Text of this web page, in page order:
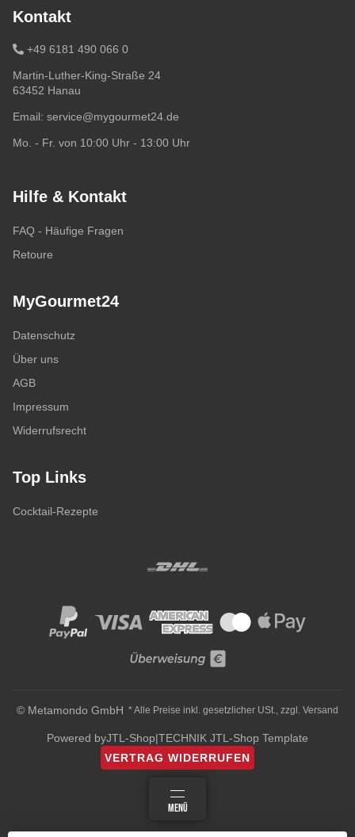
Kontakt
+49 6181 490 066 0
Martin-Luther-King-Straße 24
63452 Hanau
Email: service@mygourmet24.de
Mo. - Fr. von 10:00 Uhr - 13:00 Uhr
Hilfe & Kontakt
FAQ - Häufige Fragen
Retoure
MyGourmet24
Datenschutz
Über uns
AGB
Impressum
Widerrufsrecht
Top Links
Cocktail-Rezepte
© Metamondo GmbH * Alle Preise inkl. gesetzlicher USt., zzgl. Versand
Powered byJTL-Shop|TECHNIK JTL-Shop Template
VERTRAG WIDERRUFEN
MENÜ